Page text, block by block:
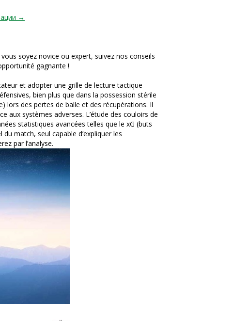
→
soyez novice ou expert, suivez nos conseils
gagnante !
et adopter une grille de lecture tactique
bien plus que dans la possession stérile
lors des pertes de balle et des récupérations. Il
aux systèmes adverses. L’étude des couloirs de
statistiques avancées telles que le xG (buts
match, seul capable d’expliquer les
par l’analyse.